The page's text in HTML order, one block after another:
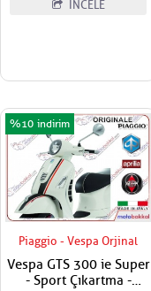
İNCELE
Piaggio - Vespa Orjinal
Vespa GTS 300 ie Super
- Sport Çıkartma -
%10